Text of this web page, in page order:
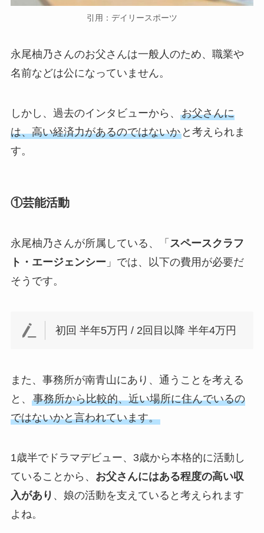
引用：デイリースポーツ
永尾柚乃さんのお父さんは一般人のため、職業や
名前などは公になっていません。
しかし、過去のインタビューから、 お父さんに
は、高い経済力があるのではないかと考えられま
す。
①芸能活動
永尾柚乃さんが所属している、「 スペースクラフ
ト・エージェンシー 」では、以下の費用が必要だ
そうです。
初回 半年5万円 / 2回目以降 半年4万円
また、事務所が南青山にあり、通うことを考える
と、 事務所から比較的、近い場所に住んでいるの
ではないかと言われています。
1歳半でドラマデビュー、3歳から本格的に活動し
ていることから、 お父さんにはある程度の高い収
入があり 、娘の活動を支えていると考えられます
よね。